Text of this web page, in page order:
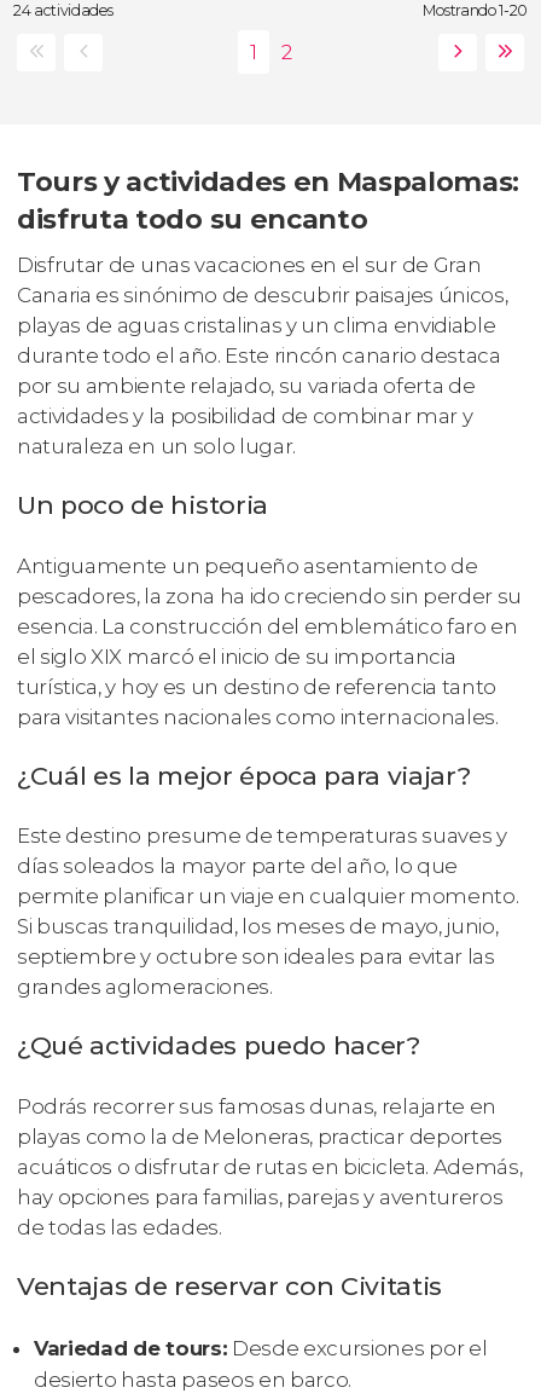
24 actividades Mostrando 1-20
Tours y actividades en Maspalomas:
disfruta todo su encanto
Disfrutar de unas vacaciones en el sur de Gran
Canaria es sinónimo de descubrir paisajes únicos,
playas de aguas cristalinas y un clima envidiable
durante todo el año. Este rincón canario destaca
por su ambiente relajado, su variada oferta de
actividades y la posibilidad de combinar mar y
naturaleza en un solo lugar.
Un poco de historia
Antiguamente un pequeño asentamiento de
pescadores, la zona ha ido creciendo sin perder su
esencia. La construcción del emblemático faro en
el siglo XIX marcó el inicio de su importancia
turística, y hoy es un destino de referencia tanto
para visitantes nacionales como internacionales.
¿Cuál es la mejor época para viajar?
Este destino presume de temperaturas suaves y
días soleados la mayor parte del año, lo que
permite planificar un viaje en cualquier momento.
Si buscas tranquilidad, los meses de mayo, junio,
septiembre y octubre son ideales para evitar las
grandes aglomeraciones.
¿Qué actividades puedo hacer?
Podrás recorrer sus famosas dunas, relajarte en
playas como la de Meloneras, practicar deportes
acuáticos o disfrutar de rutas en bicicleta. Además,
hay opciones para familias, parejas y aventureros
de todas las edades.
Ventajas de reservar con Civitatis
Variedad de tours: Desde excursiones por el
desierto hasta paseos en barco.